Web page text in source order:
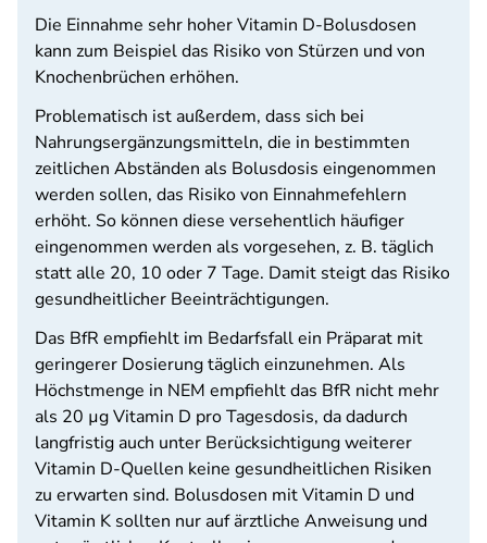
Die Einnahme sehr hoher Vitamin D-Bolusdosen
kann zum Beispiel das Risiko von Stürzen und von
Knochenbrüchen erhöhen.
Problematisch ist außerdem, dass sich bei
Nahrungsergänzungsmitteln, die in bestimmten
zeitlichen Abständen als Bolusdosis eingenommen
werden sollen, das Risiko von Einnahmefehlern
erhöht. So können diese versehentlich häufiger
eingenommen werden als vorgesehen, z. B. täglich
statt alle 20, 10 oder 7 Tage. Damit steigt das Risiko
gesundheitlicher Beeinträchtigungen.
Das BfR empfiehlt im Bedarfsfall ein Präparat mit
geringerer Dosierung täglich einzunehmen. Als
Höchstmenge in NEM empfiehlt das BfR nicht mehr
als 20 µg Vitamin D pro Tagesdosis, da dadurch
langfristig auch unter Berücksichtigung weiterer
Vitamin D-Quellen keine gesundheitlichen Risiken
zu erwarten sind. Bolusdosen mit Vitamin D und
Vitamin K sollten nur auf ärztliche Anweisung und